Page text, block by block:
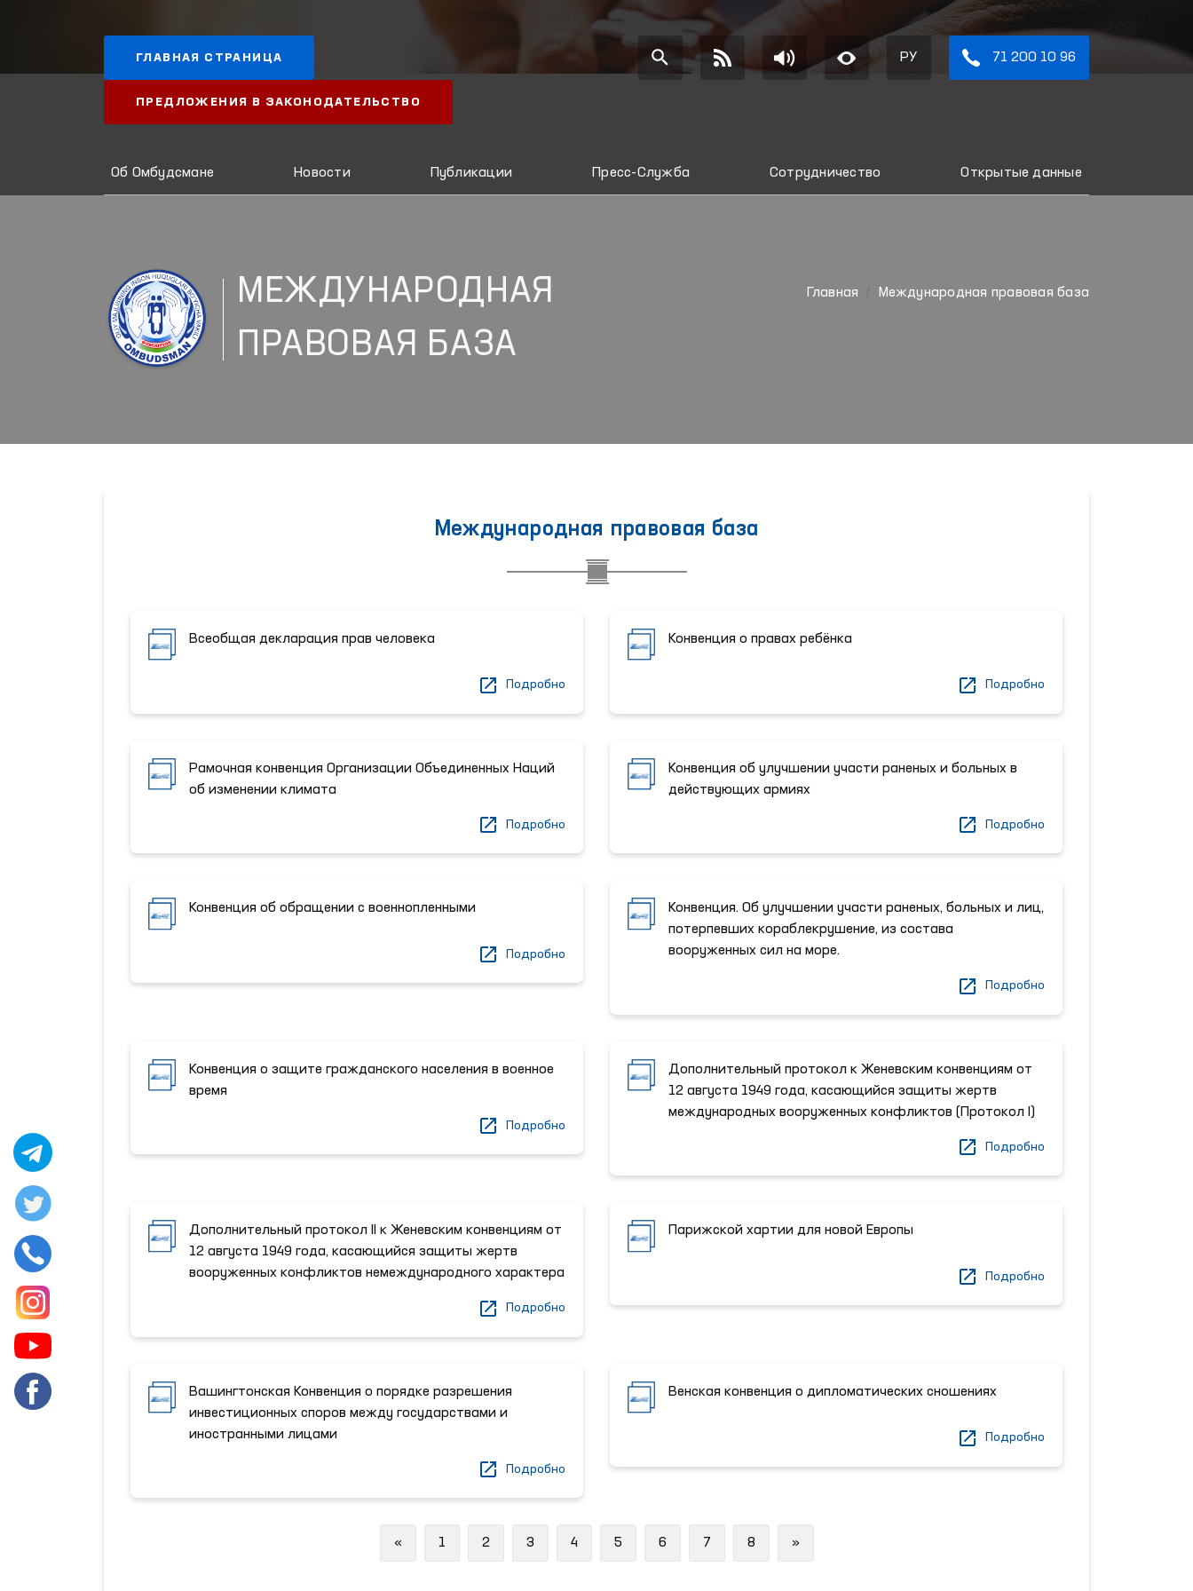
ГЛАВНАЯ СТРАНИЦА
ПРЕДЛОЖЕНИЯ В ЗАКОНОДАТЕЛЬСТВО
РУ 71 200 10 96
Об Омбудсмане Новости Публикации Пресс-Служба Сотрудничество Открытые данные
МЕЖДУНАРОДНАЯ
ПРАВОВАЯ БАЗА
Главная Международная правовая база
Международная правовая база
Всеобщая декларация прав человека
Подробно
Конвенция о правах ребёнка
Подробно
Рамочная конвенция Организации Объединенных Наций
об изменении климата
Подробно
Конвенция об улучшении участи раненых и больных в
действующих армиях
Подробно
Конвенция об обращении с военнопленными
Подробно
Конвенция. Об улучшении участи раненых, больных и лиц,
потерпевших кораблекрушение, из состава
вооруженных сил на море.
Подробно
Конвенция о защите гражданского населения в военное
время
Подробно
Дополнительный протокол к Женевским конвенциям от
12 августа 1949 года, касающийся защиты жертв
международных вооруженных конфликтов (Протокол I)
Подробно
Дополнительный протокол II к Женевским конвенциям от
12 августа 1949 года, касающийся защиты жертв
вооруженных конфликтов немеждународного характера
Подробно
Парижской хартии для новой Европы
Подробно
Вашингтонская Конвенция о порядке разрешения
инвестиционных споров между государствами и
иностранными лицами
Подробно
Венская конвенция о дипломатических сношениях
Подробно
«Previous
1 2 3 4 5 6 7 8 »Next